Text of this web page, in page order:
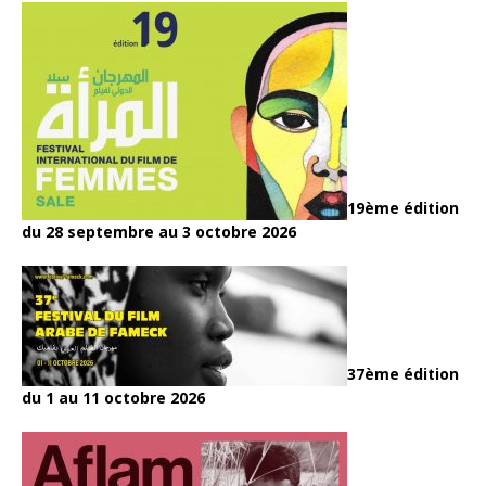
19ème édition
du 28 septembre au 3 octobre 2026
37ème édition
du 1 au 11 octobre 2026